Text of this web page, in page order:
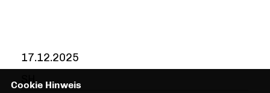
17.12.2025
SH
Cookie Hinweis